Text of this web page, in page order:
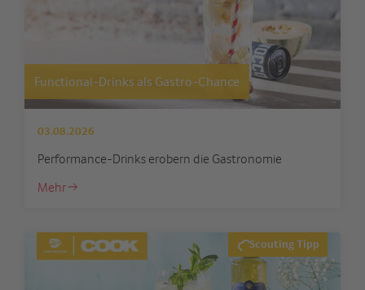
Functional-Drinks als Gastro-Chance
03.08.2026
Performance-Drinks erobern die Gastronomie
Mehr
Scouting Tipp